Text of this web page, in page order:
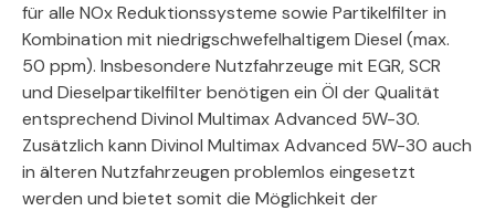
für alle NOx Reduktionssysteme sowie Partikelfilter in
Kombination mit niedrigschwefelhaltigem Diesel (max.
50 ppm). Insbesondere Nutzfahrzeuge mit EGR, SCR
und Dieselpartikelfilter benötigen ein Öl der Qualität
entsprechend Divinol Multimax Advanced 5W-30.
Zusätzlich kann Divinol Multimax Advanced 5W-30 auch
in älteren Nutzfahrzeugen problemlos eingesetzt
werden und bietet somit die Möglichkeit der